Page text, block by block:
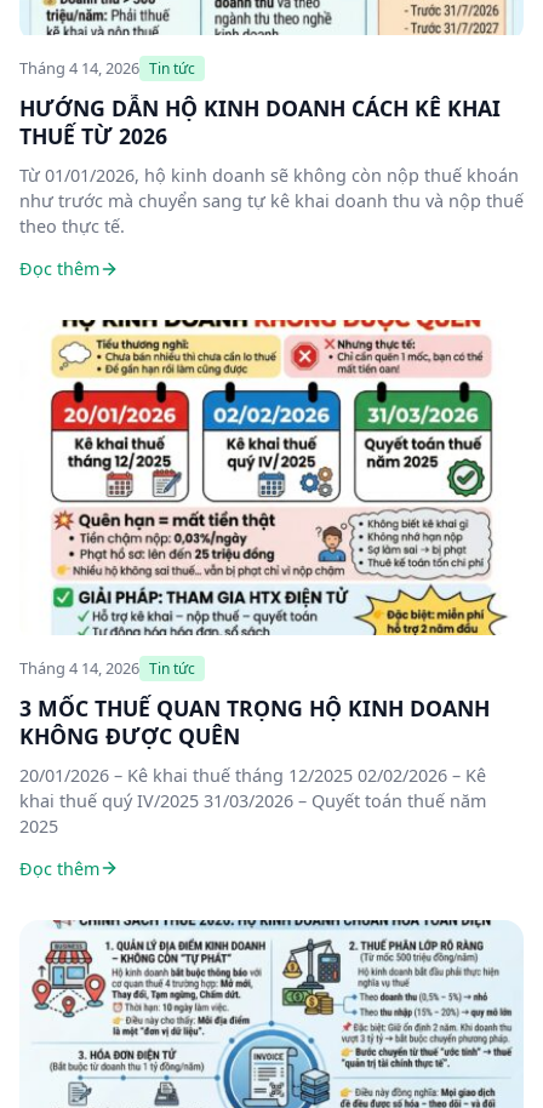
Tháng 4 14, 2026 Tin tức
HƯỚNG DẪN HỘ KINH DOANH CÁCH KÊ KHAI
THUẾ TỪ 2026
Từ 01/01/2026, hộ kinh doanh sẽ không còn nộp thuế khoán
như trước mà chuyển sang tự kê khai doanh thu và nộp thuế
theo thực tế.
Đọc thêm
Tháng 4 14, 2026 Tin tức
3 MỐC THUẾ QUAN TRỌNG HỘ KINH DOANH
KHÔNG ĐƯỢC QUÊN
20/01/2026 – Kê khai thuế tháng 12/2025 02/02/2026 – Kê
khai thuế quý IV/2025 31/03/2026 – Quyết toán thuế năm
2025
Đọc thêm